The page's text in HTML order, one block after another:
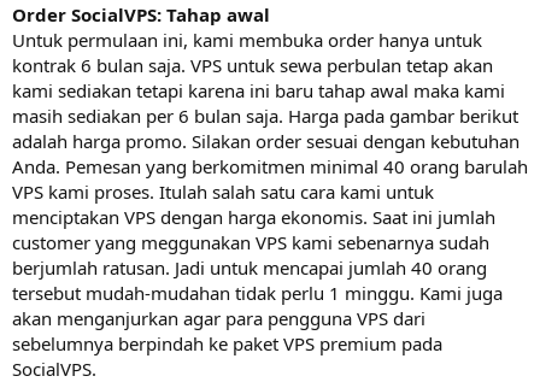
Order SocialVPS: Tahap awal
Untuk permulaan ini, kami membuka order hanya untuk
kontrak 6 bulan saja. VPS untuk sewa perbulan tetap akan
kami sediakan tetapi karena ini baru tahap awal maka kami
masih sediakan per 6 bulan saja. Harga pada gambar berikut
adalah harga promo. Silakan order sesuai dengan kebutuhan
Anda. Pemesan yang berkomitmen minimal 40 orang barulah
VPS kami proses. Itulah salah satu cara kami untuk
menciptakan VPS dengan harga ekonomis. Saat ini jumlah
customer yang meggunakan VPS kami sebenarnya sudah
berjumlah ratusan. Jadi untuk mencapai jumlah 40 orang
tersebut mudah-mudahan tidak perlu 1 minggu. Kami juga
akan menganjurkan agar para pengguna VPS dari
sebelumnya berpindah ke paket VPS premium pada
SocialVPS.